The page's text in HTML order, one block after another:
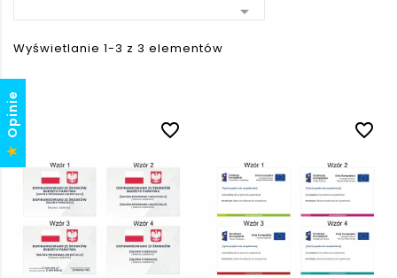

Wyświetlanie 1-3 z 3 elementów
favorite_border favorite_border
Opinie